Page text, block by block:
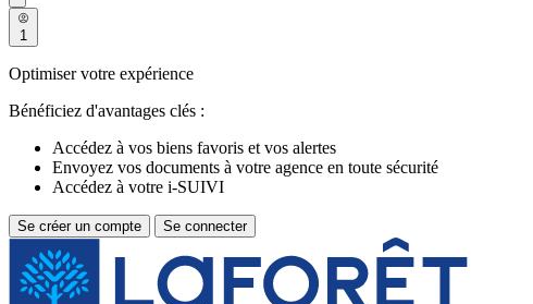
1
Optimiser votre expérience
Bénéficiez d'avantages clés :
Accédez à vos biens favoris et vos alertes
Envoyez vos documents à votre agence en toute sécurité
Accédez à votre i-SUIVI
Se créer un compte Se connecter